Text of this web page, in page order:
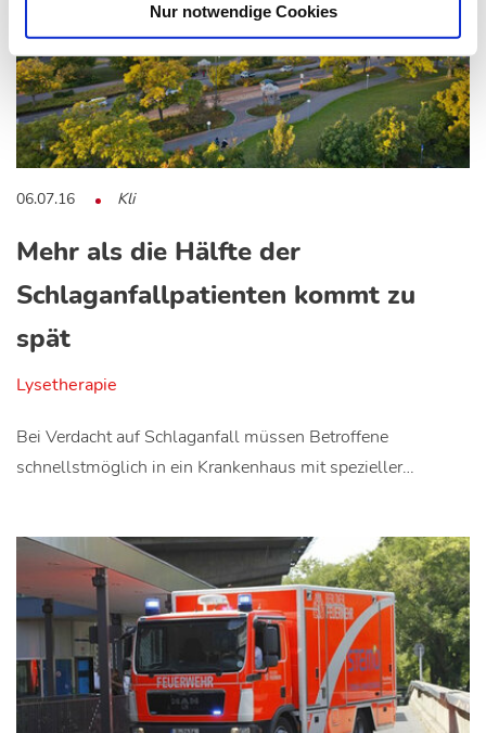
Nur notwendige Cookies
06.07.16 Kli
Mehr als die Hälfte der
Schlaganfallpatienten kommt zu
spät
Lysetherapie
Bei Verdacht auf Schlaganfall müssen Betroffene
schnellstmöglich in ein Krankenhaus mit spezieller…